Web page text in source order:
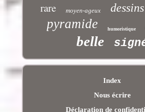
rare moyen-ageux dessins
pyramide humoristique
belle
Index
Nous écrire
Déclaration de